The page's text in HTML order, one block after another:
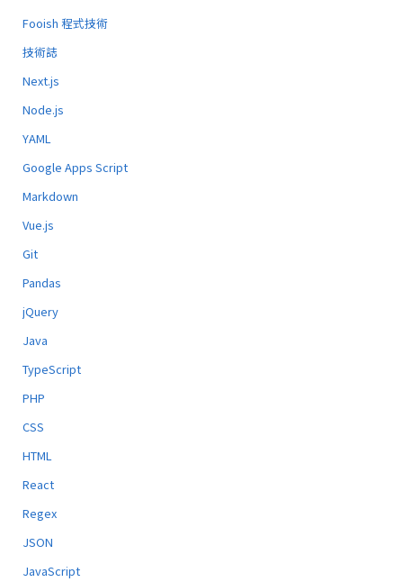
Fooish 程式技術
技術誌
Next.js
Node.js
YAML
Google Apps Script
Markdown
Vue.js
Git
Pandas
jQuery
Java
TypeScript
PHP
CSS
HTML
React
Regex
JSON
JavaScript